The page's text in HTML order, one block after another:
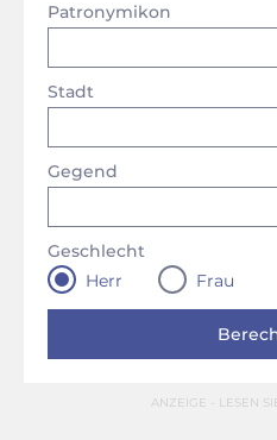
Patronymikon
Gegend
Stadt
Geschlecht
Herr
Frau
ANZEIGE - LESEN